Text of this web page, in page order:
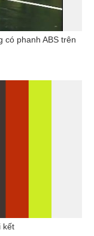
có phanh ABS trên
kết